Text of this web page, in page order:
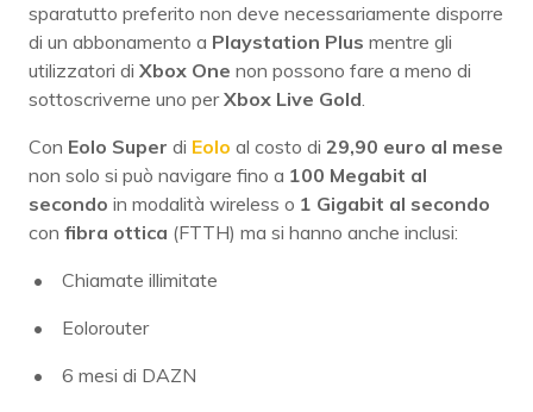
sparatutto preferito non deve necessariamente disporre
di un abbonamento a Playstation Plus mentre gli
utilizzatori di Xbox One non possono fare a meno di
sottoscriverne uno perXbox Live Gold.
Con Eolo Super di Eolo al costo di 29,90 euro al mese
non solo si può navigare fino a 100 Megabit al
secondo in modalità wireless o 1 Gigabit al secondo
con fibra ottica (FTTH) ma si hanno anche inclusi:
Chiamate illimitate
Eolorouter
6 mesi di DAZN